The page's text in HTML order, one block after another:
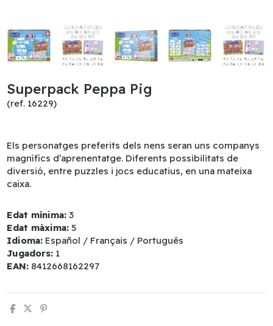
Superpack Peppa Pig
(ref. 16229)
Els personatges preferits dels nens seran uns companys
magnífics d’aprenentatge. Diferents possibilitats de
diversió, entre puzzles i jocs educatius, en una mateixa
caixa.
Edat mínima: 3
Edat màxima: 5
Idioma: Español / Français / Português
Jugadors: 1
EAN: 8412668162297